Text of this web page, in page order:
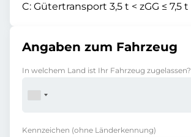
C: Gütertransport 3,5 t < zGG ≤ 7,5 t
Angaben zum Fahrzeug
In welchem Land ist Ihr Fahrzeug zugelassen?
Kennzeichen (ohne Länderkennung)